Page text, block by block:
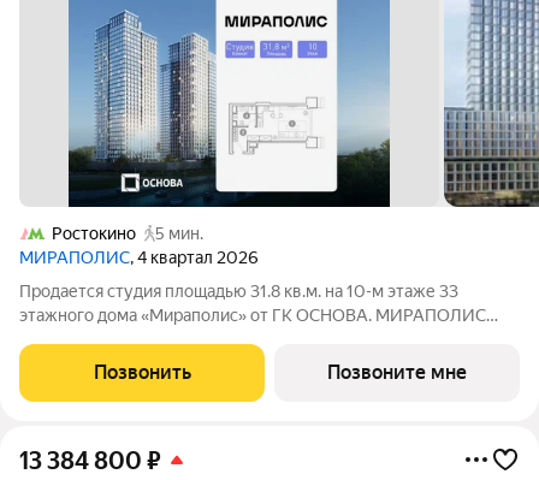
Ростокино
5 мин.
МИРАПОЛИС, 4 квартал 2026
Продается студия площадью 31.8 кв.м. на 10-м этаже 33
этажного дома «Мираполис» от ГК ОСНОВА. МИРАПОЛИС
отдыха и жизни. Проект состоит из четырех башен с
авторскими стеклянными фасадами и
Позвонить Позвоните мне
13 384 800 ₽